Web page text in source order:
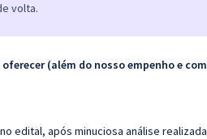
volta.
(além do nosso empenho e
edital, após minuciosa análise